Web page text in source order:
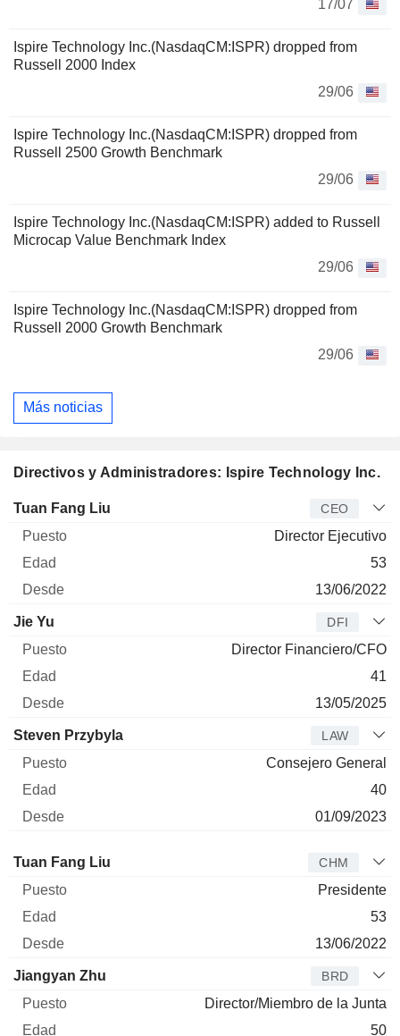
17/07
Ispire Technology Inc.(NasdaqCM:ISPR) dropped from
Russell 2000 Index
29/06
Ispire Technology Inc.(NasdaqCM:ISPR) dropped from
Russell 2500 Growth Benchmark
29/06
Ispire Technology Inc.(NasdaqCM:ISPR) added to Russell
Microcap Value Benchmark Index
29/06
Ispire Technology Inc.(NasdaqCM:ISPR) dropped from
Russell 2000 Growth Benchmark
29/06
Más noticias
Directivos y Administradores: Ispire Technology Inc.
Director Puesto
Tuan Fang Liu CEO
Director Ejecutivo
53
13/06/2022
Jie Yu DFI
Director Financiero/CFO
41
13/05/2025
Steven Przybyla LAW
Consejero General
40
01/09/2023
Administrador
Tuan Fang Liu CHM
Presidente
53
13/06/2022
Jiangyan Zhu BRD
Director/Miembro de la Junta
50